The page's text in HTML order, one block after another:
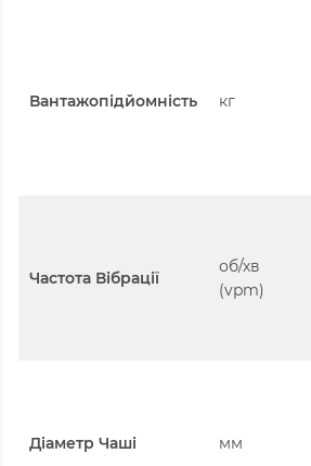
Вантажопідйомність кг
Частота Вібрації
об/хв
(vpm)
Діаметр Чаші мм